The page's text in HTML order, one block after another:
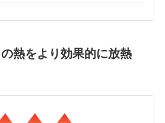
熱をより効果的に放熱